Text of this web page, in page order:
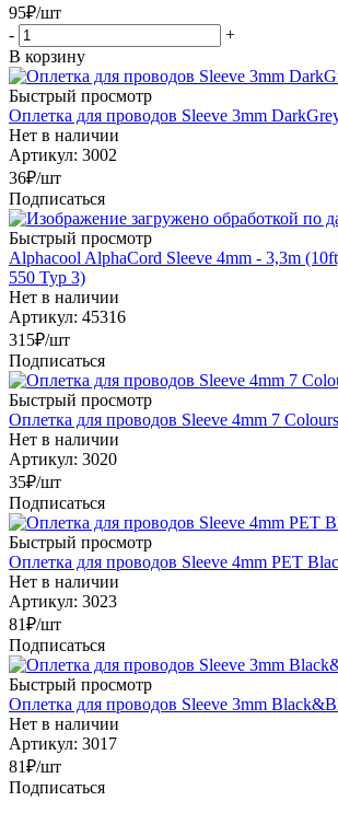
95₽/шт
-
+
В корзину
Быстрый просмотр
Оплетка для проводов Sleeve 3mm
Нет в наличии
Артикул: 3002
36₽/шт
Подписаться
Быстрый просмотр
Alphacool AlphaCord Sleeve 4mm - 3,3m
550 Typ 3)
Нет в наличии
Артикул: 45316
315₽/шт
Подписаться
Быстрый просмотр
Оплетка для проводов Sleeve 4mm 7
Нет в наличии
Артикул: 3020
35₽/шт
Подписаться
Быстрый просмотр
Оплетка для проводов Sleeve 4mm PET
Нет в наличии
Артикул: 3023
81₽/шт
Подписаться
Быстрый просмотр
Оплетка для проводов Sleeve 3mm
Нет в наличии
Артикул: 3017
81₽/шт
Подписаться